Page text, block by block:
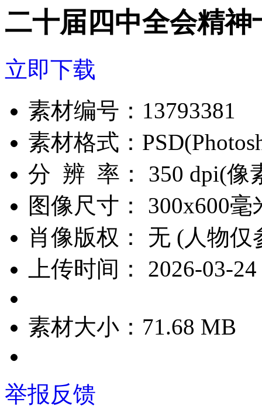
二十届四中全会精
立即下载
素材编号： 13793381
素材格式：
分 辨 率： 350 dpi(像
图像尺寸： 300x600毫
肖像版权： 无 (人物仅
上传时间： 2026-03-
素材大小： 71.68 MB
举报反馈